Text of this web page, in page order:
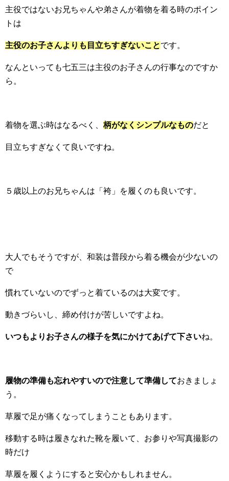
主役ではないお兄ちゃんや弟さんが着物を着る時のポイン
トは
主役のお子さんよりも目立ちすぎないことです。
なんといっても七五三は主役のお子さんの行事なのですか
ら。
着物を選ぶ時はなるべく、 柄がなくシンプルなものだと
目立ちすぎなくて良いですね。
５歳以上のお兄ちゃんは「袴」を履くのも良いです。
大人でもそうですが、和装は普段から着る機会が少ないの
で
慣れていないのでずっと着ているのは大変です。
動きづらいし、締め付けが苦しいですよね。
いつもよりお子さんの様子を気にかけてあげて下さいね。
履物の準備も忘れやすいので注意して準備しておきましょ
う。
草履で足が痛くなってしまうこともあります。
移動する時は履きなれた靴を履いて、お参りや写真撮影の
時だけ
草履を履くようにすると安心かもしれません。